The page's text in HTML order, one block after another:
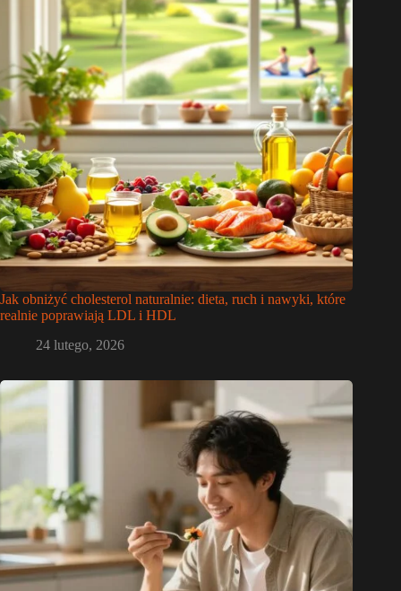
Jak obniżyć cholesterol naturalnie: dieta, ruch i nawyki, które
realnie poprawiają LDL i HDL
24 lutego, 2026